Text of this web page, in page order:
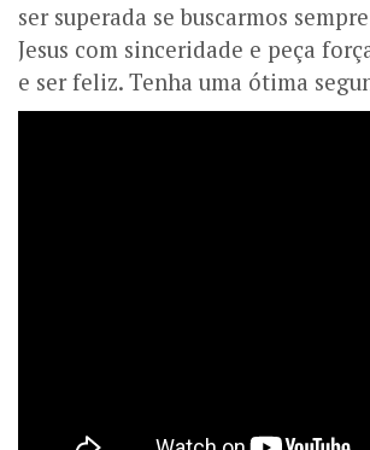
ser superada se buscarmos
Jesus com sinceridade e peça
e ser feliz. Tenha uma ótima